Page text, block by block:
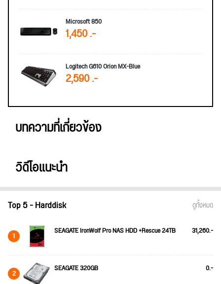
Microsoft 850
1,450 .-
Logitech G610 Orion MX-Blue
2,590 .-
บทความที่เกี่ยวข้อง
วิดีโอแนะนำ
Top 5 - Harddisk ดูทั้งหมด
1 SEAGATE IronWolf Pro NAS HDD +Rescue 24TB 31,260.-
2 SEAGATE 320GB 0.-